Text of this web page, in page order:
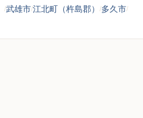
武雄市江北町（杵島郡）
多久市